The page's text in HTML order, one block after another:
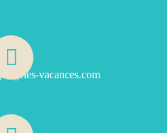
vacances.com